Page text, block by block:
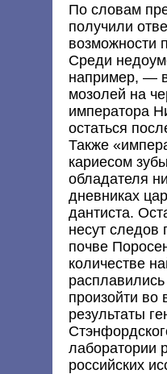
По словам
получили
возможности
Среди
например, —
мозолей на
императора
остаться
Также
кариесом
обладателя
дневниках
дантиста.
несут следов
почве
количестве
произойти во
результаты
лаборатории
российских